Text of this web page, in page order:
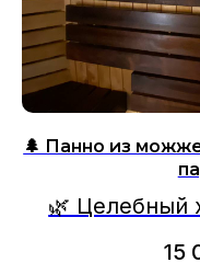
🌲 Панно из
🌿 Целебный
15